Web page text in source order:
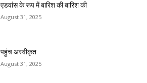
एडवांस के रूप में बारिश की बारिश की
August 31, 2025
पहुंच अस्वीकृत
August 31, 2025